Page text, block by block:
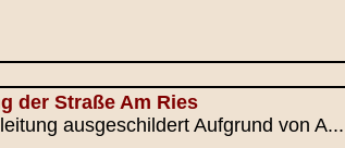
der Straße Am Ries
ausgeschildert Aufgrund von A...